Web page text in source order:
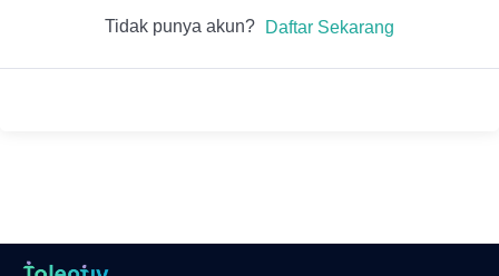
Tidak punya akun? Daftar Sekarang